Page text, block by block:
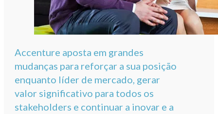
Accenture aposta em grandes
mudanças para reforçar a sua posição
enquanto líder de mercado, gerar
valor significativo para todos os
stakeholders e continuar a inovar e a